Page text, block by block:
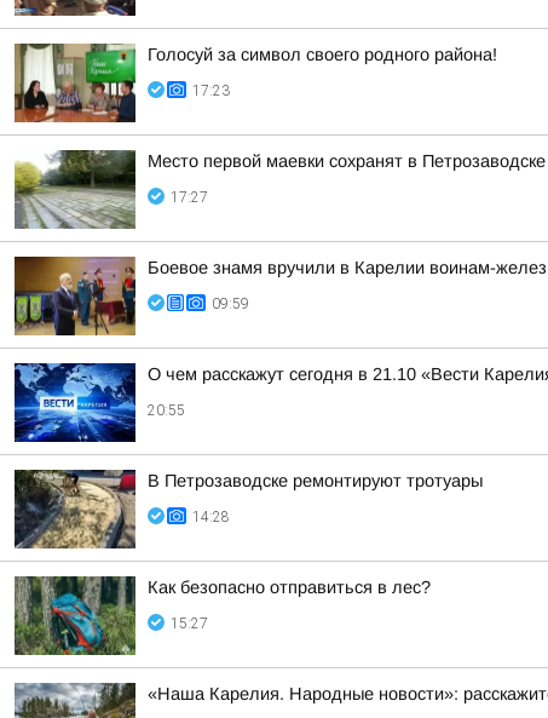
Голосуй за символ своего родного района!
17:23
Место первой маевки сохранят в Петрозаводске
17:27
Боевое знамя вручили в Карелии воинам-
09:59
О чем расскажут сегодня в 21.10 «Вести
20:55
В Петрозаводске ремонтируют тротуары
14:28
Как безопасно отправиться в лес?
15:27
«Наша Карелия. Народные новости»: